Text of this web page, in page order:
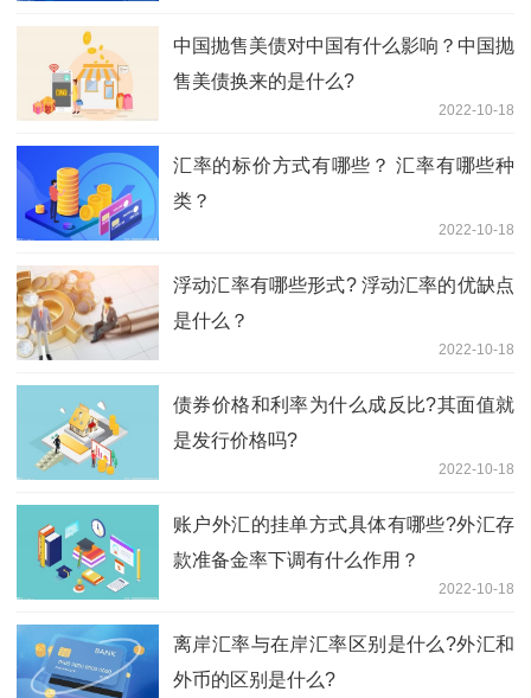
中国抛售美债对中国有什么影响？中国抛
售美债换来的是什么?
2022-10-18
汇率的标价方式有哪些？ 汇率有哪些种
类？
2022-10-18
浮动汇率有哪些形式? 浮动汇率的优缺点
是什么？
2022-10-18
债券价格和利率为什么成反比?其面值就
是发行价格吗?
2022-10-18
账户外汇的挂单方式具体有哪些?外汇存
款准备金率下调有什么作用？
2022-10-18
离岸汇率与在岸汇率区别是什么?外汇和
外币的区别是什么?